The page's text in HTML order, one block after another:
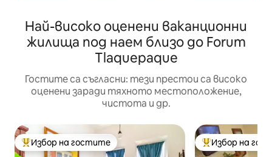
Най-високо оценени ваканционни
жилища под наем близо до Forum
Tlaquepaque
Гостите са съгласни: тези престои са високо
оценени заради тяхното местоположение,
чистота и др.
Най-популярен избор на гостите
Избор на гостите Най-популярен
Избор на